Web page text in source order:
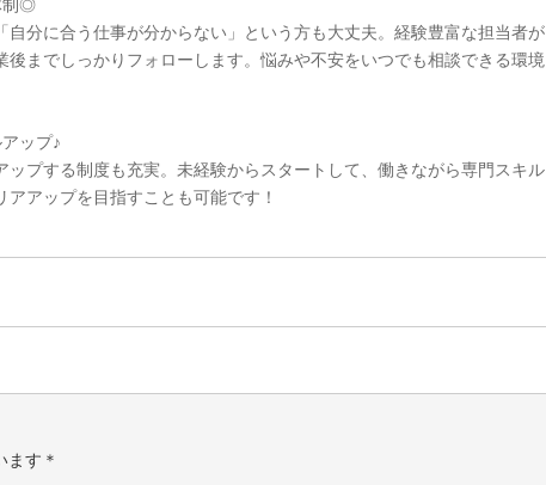
制◎
自分に合う仕事が分からない」という方も大丈夫。経験豊富な担当者が
後までしっかりフォローします。悩みや不安をいつでも相談できる環境
ップ♪
ップする制度も充実。未経験からスタートして、働きながら専門スキル
アアップを目指すことも可能です！
ます＊